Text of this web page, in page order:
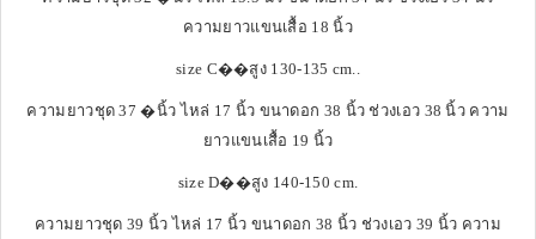
ความยาวแขนเสื้อ 18 นิ้ว
size C��สูง 130-135 cm..
ความยาวชุด 37 �นิ้ว ไหล่ 17 นิ้ว ขนาดอก 38 นิ้ว ช่วงเอว 38 นิ้ว ความ
ยาวแขนเสื้อ 19 นิ้ว
size D��สูง 140-150 cm.
ความยาวชุด 39 นิ้ว ไหล่ 17 นิ้ว ขนาดอก 38 นิ้ว ช่วงเอว 39 นิ้ว ความ